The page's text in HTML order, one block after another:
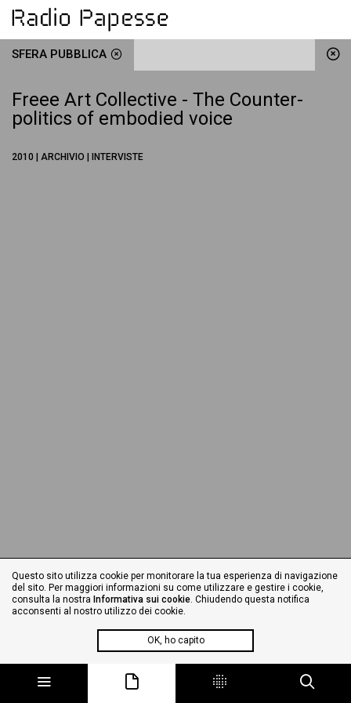
SFERA PUBBLICA
Freee Art Collective - The Counter-
politics of embodied voice
2010 | ARCHIVIO | INTERVISTE
Questo sito utilizza cookie per monitorare la tua esperienza di navigazione
del sito. Per maggiori informazioni su come utilizzare e gestire i cookie,
consulta la nostra Informativa sui cookie. Chiudendo questa notifica
acconsenti al nostro utilizzo dei cookie.
OK, ho capito